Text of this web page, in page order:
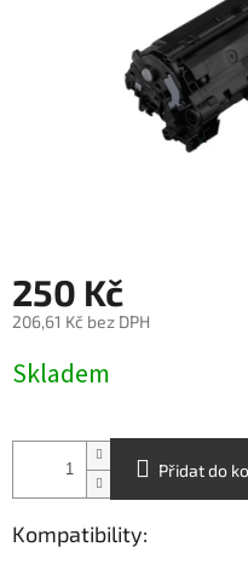
250 Kč
206,61 Kč bez DPH
cena:
Skladem
Přidat do
Kompatibility: